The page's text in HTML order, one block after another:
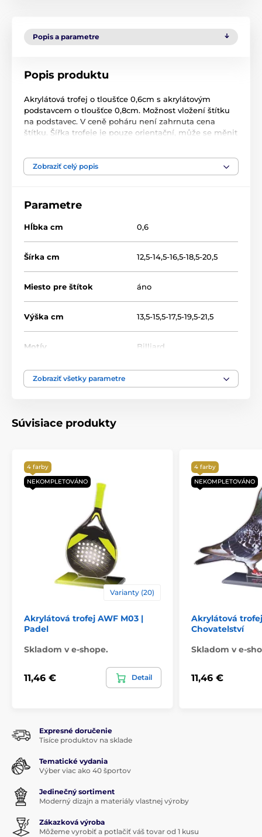
Popis a parametre
Popis produktu
Akrylátová trofej o tloušťce 0,6cm s akrylátovým
podstavcem o tloušťce 0,8cm. Možnost vložení štítku
na podstavec. V ceně poháru není zahrnuta cena
štítku. Šířka trofeje je pouze orientační, může se měnit
Zobraziť celý popis
Parametre
Hĺbka cm 0,6
Šírka cm 12,5-14,5-16,5-18,5-20,5
Miesto pre štítok áno
Výška cm 13,5-15,5-17,5-19,5-21,5
Motív Billiard
Produktový rad
Spôsob personalizácie
Zobraziť všetky parametre
Súvisiace produkty
4 farby
NEKOMPLETOVÁNO
Varianty (20)
Akrylátová trofej AWF M03 |
Padel
Skladom v e-shope.
11,46 € Detail
4 farby
NEKOMPLETOVÁNO
Akrylátová trofej
Chovatelství
Skladom v e-
11,46 €
Expresné doručenie
Tisíce produktov na sklade
Tematické vydania
Výber viac ako 40 športov
Jedinečný sortiment
Moderný dizajn a materiály vlastnej výroby
Zákazková výroba
Môžeme vyrobiť a potlačiť váš tovar od 1 kusu